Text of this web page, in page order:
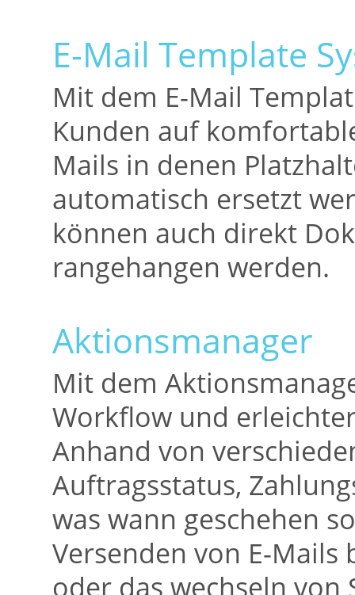
E-Mail Template
Mit dem E-Mail
Kunden auf
Mails in denen
automatisch ersetzt
können auch direkt
rangehangen werden.
Aktionsmanager
Mit dem
Workflow und
Anhand von
Auftragsstatus,
was wann geschehen
Versenden von E-
oder das wechseln